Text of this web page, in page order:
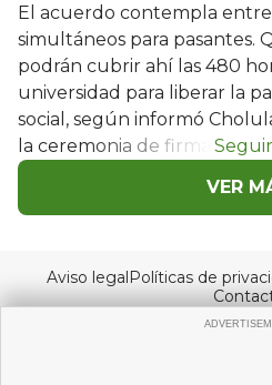
El acuerdo contempla entre
simultáneos para pasantes.
podrán cubrir ahí las 480
universidad para liberar la
social, según informó
la ceremonia de firma.
VER
Aviso legalPolíticas de